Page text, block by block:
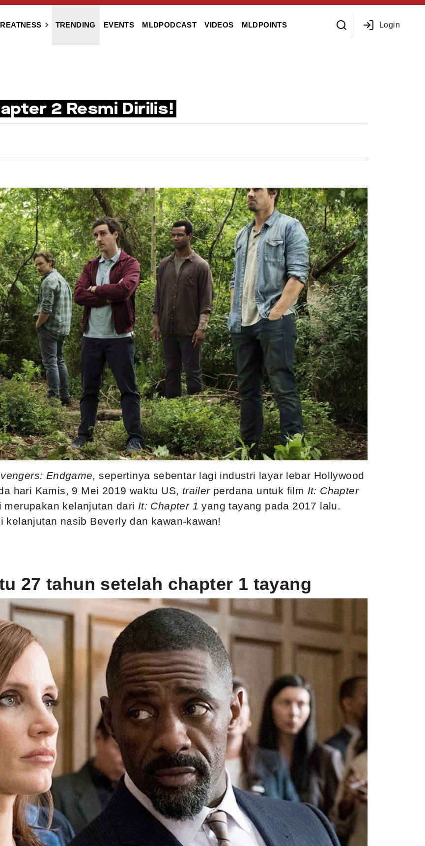
TRENDING EVENTS MLDPODCAST VIDEOS MLDPOINTS Login
2 Resmi Dirilis!
Endgame,sepertinya sebentar lagi industri layar lebar Hollywood
hari Kamis, 9 Mei 2019 waktu US, trailer perdana untuk film It: Chapter
merupakan kelanjutan dari It: Chapter 1yang tayang pada 2017 lalu.
kelanjutan nasib Beverly dan kawan-kawan!
27 tahun setelah chapter 1 tayang